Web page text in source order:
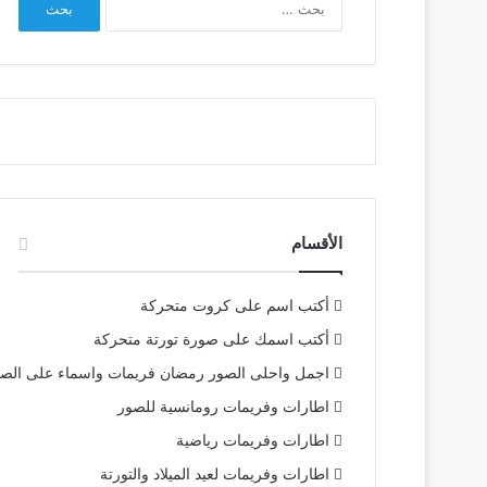
الأقسام
أكتب اسم على كروت متحركة
أكتب اسمك على صورة تورتة متحركة
اجمل واحلى الصور رمضان فريمات واسماء على
اطارات وفريمات رومانسية للصور
اطارات وفريمات رياضية
اطارات وفريمات لعيد الميلاد والتورتة